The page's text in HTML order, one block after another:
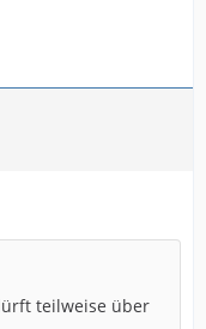
teilweise über